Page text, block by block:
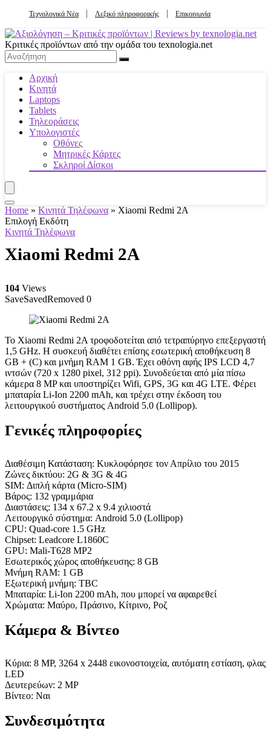
Τεχνολογικά Νέα Λεξικό πληροφορικής Επικοινωνία
Κριτικές προϊόντων από την ομάδα του texnologia.net
Αρχική
Κινητά
Laptops
Tablets
Τηλεοράσεις
Υπολογιστές
Οθόνες
Μητρικές Κάρτες
Σκληροί Δίσκοι
Home » Κινητά Τηλέφωνα » Xiaomi Redmi 2A
Επιλογή Εκδότη
Κινητά Τηλέφωνα
Xiaomi Redmi 2A
104 Views
SaveSavedRemoved 0
Το Xiaomi Redmi 2A τροφοδοτείται από τετραπύρηνο επεξεργαστή
1,5 GHz. Η συσκευή διαθέτει επίσης εσωτερική αποθήκευση 8
GB + (C) και μνήμη RAM 1 GB. Έχει οθόνη αφής IPS LCD 4,7
ιντσών (720 x 1280 pixel, 312 ppi). Συνοδεύεται από μία πίσω
κάμερα 8 MP και υποστηρίζει Wifi, GPS, 3G και 4G LTE. Φέρει
μπαταρία Li-Ion 2200 mAh, και τρέχει στην έκδοση του
λειτουργικού συστήματος Android 5.0 (Lollipop).
Γενικές πληροφορίες
Διαθέσιμη Κατάσταση: Κυκλοφόρησε τον Απρίλιο του 2015
Ζώνες δικτύου: 2G & 3G & 4G
SIM: Διπλή κάρτα (Micro-SIM)
Βάρος: 132 γραμμάρια
Διαστάσεις: 134 x 67.2 x 9.4 χιλιοστά
Λειτουργικό σύστημα: Android 5.0 (Lollipop)
CPU: Quad-core 1.5 GHz
Chipset: Leadcore L1860C
GPU: Mali-T628 ΜΡ2
Εσωτερικός χώρος αποθήκευσης: 8 GB
Μνήμη RAM: 1 GB
Εξωτερική μνήμη: TBC
Μπαταρία: Li-Ion 2200 mAh, που μπορεί να αφαιρεθεί
Χρώματα: Μαύρο, Πράσινο, Κίτρινο, Ροζ
Κάμερα & Βίντεο
Κύρια: 8 MP, 3264 x 2448 εικονοστοιχεία, αυτόματη εστίαση, φλας
LED
Δευτερεύων: 2 MP
Βίντεο: Ναι
Συνδεσιμότητα